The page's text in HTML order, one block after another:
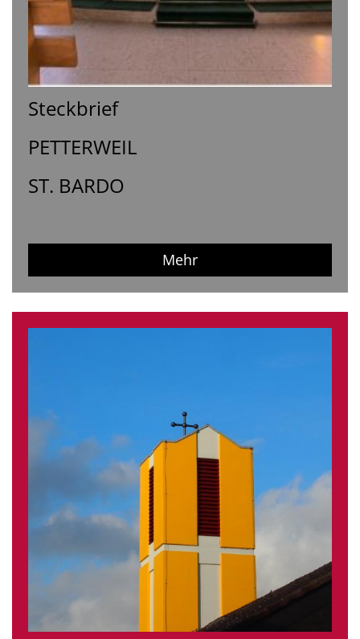
Steckbrief
PETTERWEIL
ST. BARDO
Mehr